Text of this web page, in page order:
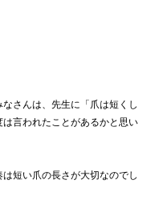
さんは、先生に「爪は短くし
は言われたことがあるかと思い
短い爪の長さが大切なのでし